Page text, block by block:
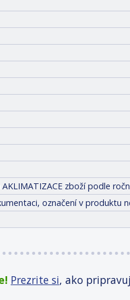
zboží podle
označení v produktu
Prezrite si, ako